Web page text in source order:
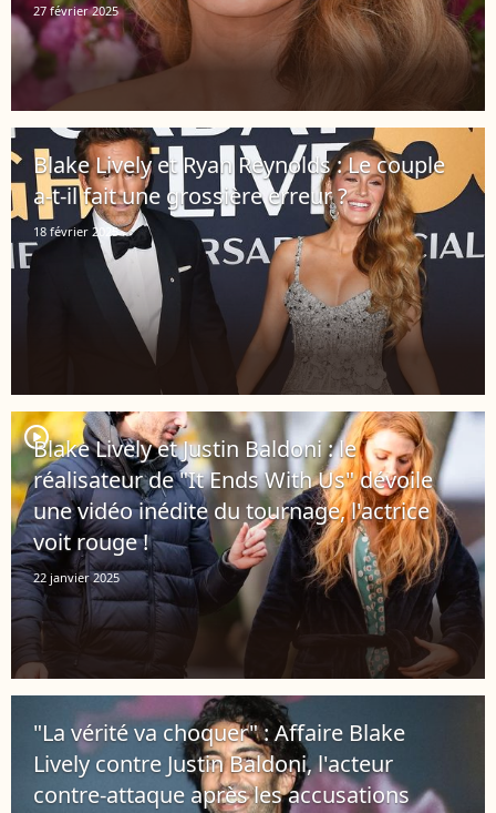
27 février 2025
Blake Lively et Ryan Reynolds : Le couple
a-t-il fait une grossière erreur ?
18 février 2025
player2
Blake Lively et Justin Baldoni : le
réalisateur de "It Ends With Us" dévoile
une vidéo inédite du tournage, l'actrice
voit rouge !
22 janvier 2025
"La vérité va choquer" : Affaire Blake
Lively contre Justin Baldoni, l'acteur
contre-attaque après les accusations